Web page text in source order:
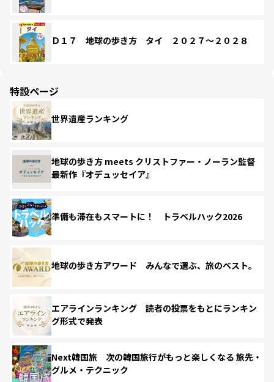
Ｄ１７ 地球の歩き方 タイ ２０２７～２０２８
特設ページ
世界遺産ランキング
地球の歩き方 meets クリストファー・ノーラン監督
最新作『オデュッセイア』
準備も滞在もスマートに！ トラベルハック2026
地球の歩き方アワード みんなで選ぶ、旅のベスト。
エアラインランキング 読者の投票をもとにランキン
グ形式で発表
Next韓国旅 次の韓国旅行がもっと楽しくなる 旅先・
グルメ・テクニック